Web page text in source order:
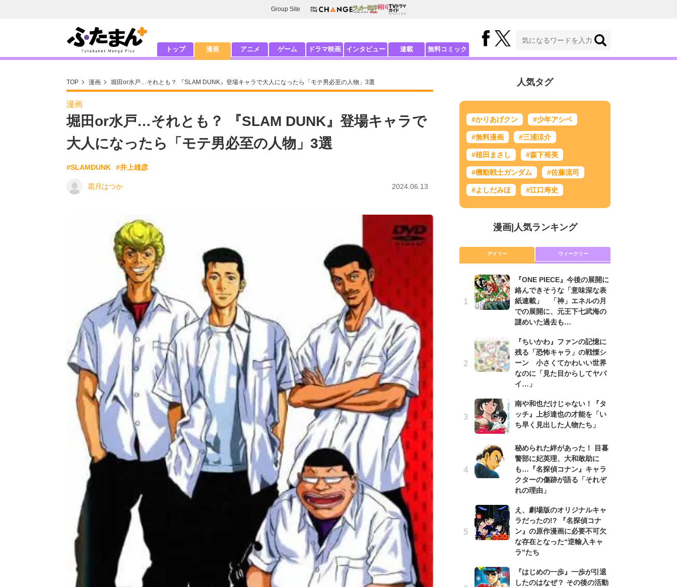
Group Site
トップ 漫画 アニメ ゲーム ドラマ映画 インタビュー 連載 無料コミック
TOP 漫画 堀田or水戸…それとも？ 『SLAM DUNK』登場キャラで大人になったら「モテ男必至の人物」3選
漫画
堀田or水戸…それとも？ 『SLAM DUNK』登場キャラで
大人になったら「モテ男必至の人物」3選
#SLAMDUNK #井上雄彦
霜月はつか 2024.06.13
人気タグ
#かりあげクン #少年アシベ
#無料漫画 #三浦涼介
#植田まさし #森下裕美
#機動戦士ガンダム #佐藤流司
#よしだみほ #江口寿史
漫画| 人気ランキング
デイリー ウィークリー
『ONE PIECE』今後の展開に
絡んできそうな「意味深な表
紙連載」 「神」エネルの月
での展開に、元王下七武海の
謎めいた過去も…
『ちいかわ』ファンの記憶に
残る「恐怖キャラ」の戦慄シ
ーン 小さくてかわいい世界
なのに「見た目からしてヤバ
イ…」
南や和也だけじゃない！『タ
ッチ』上杉達也の才能を「い
ち早く見出した人物たち」
秘められた絆があった！ 目暮
警部に妃英理、大和敢助に
も…『名探偵コナン』キャラ
クターの傷跡が語る「それぞ
れの理由」
え、劇場版のオリジナルキャ
ラだったの!? 『名探偵コナ
ン』の原作漫画に必要不可欠
な存在となった“逆輸入キャ
ラ”たち
『はじめの一歩』一歩が引退
したのはなぜ？ その後の活動